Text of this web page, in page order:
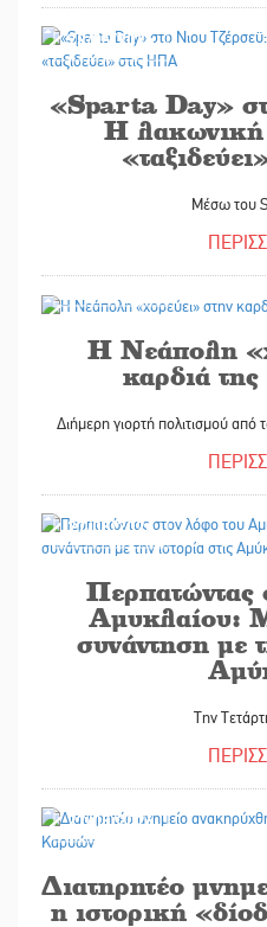
28/05/2026
«Sparta Day»
Η λακωνική
Μέσω του
Η Νεάπολη
καρδιά
Διήμερη γιορτή πολιτισμού από
27/05/2026
Περπατώντας
Αμυκλαίου:
συνάντηση με
Την
27/05/2026
Διατηρητέο
η ιστορική